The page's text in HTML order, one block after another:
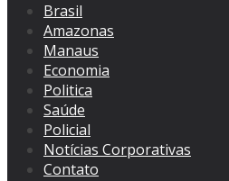
Brasil
Amazonas
Manaus
Economia
Politica
Saúde
Policial
Notícias Corporativas
Contato